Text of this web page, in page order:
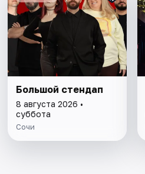
Большой стендап
8 августа 2026 •
суббота
Сочи